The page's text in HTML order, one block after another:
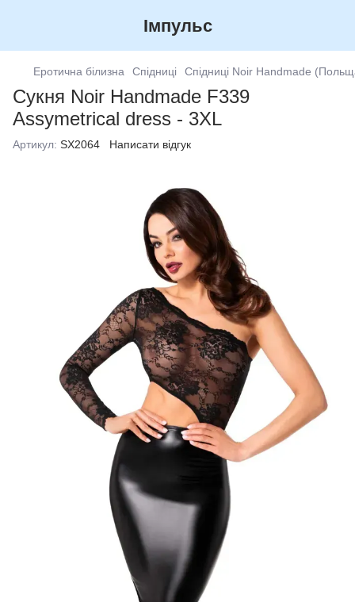
Імпульс
Еротична білизна Спідниці Спідниці Noir Handmade
Сукня Noir Handmade F339
Assymetrical dress - 3XL
Артикул: SX2064 Написати відгук